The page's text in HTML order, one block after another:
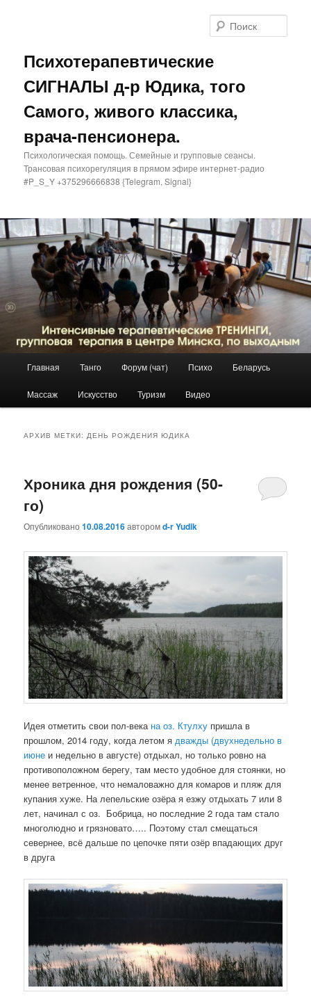
Психотерапевтические
СИГНАЛЫ д-р Юдика, того
Самого, живого классика,
врача-пенсионера.
Психологическая помощь. Семейные и групповые сеансы.
Трансовая психорегуляция в прямом эфире интернет-радио
#P_S_Y +375296666838 {Telegram, Signal}
Перейти
к
Перейти
к
Главная Танго Форум (чат) Психо Беларусь
Массаж Искусство Туризм Видео
АРХИВ МЕТКИ:ДЕНЬ РОЖДЕНИЯ ЮДИКА
Хроника дня рождения (50-
го)
Опубликовано10.08.2016авторомd-r Yudik
Идея отметить свои пол-века на оз. Ктулху пришла в
прошлом, 2014 году, когда летом ядважды (двухнедельно в
июне и недельно в августе) отдыхал, но только ровно на
противоположном берегу, там место удобное для стоянки, но
менее ветренное, что немаловажно для комаров и пляж для
купания хуже. На лепельские озёра я езжу отдыхать 7 или 8
лет, начинал с оз. Бобрица, но последние 2 года там стало
многолюдно и грязновато….. Поэтому стал смещаться
севернее, всё дальше по цепочке пяти озёр впадающих друг
в друга